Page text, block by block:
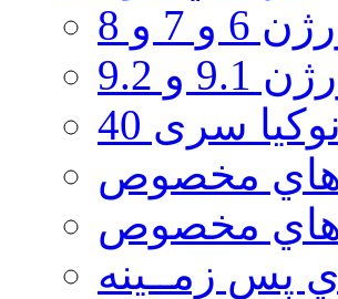
و 7 و 8
و 9.2
نوکیا سری 40
پس زمــينه